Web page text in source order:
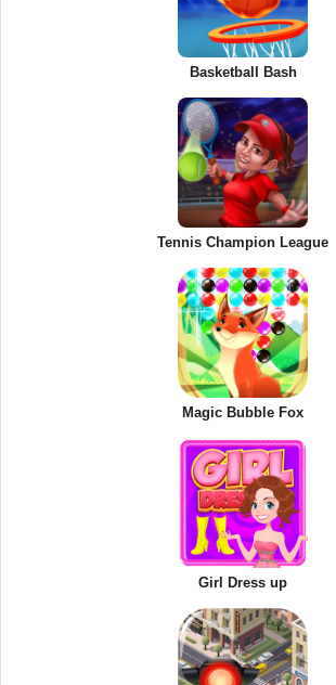
Basketball Bash
Tennis Champion League
Magic Bubble Fox
Girl Dress up